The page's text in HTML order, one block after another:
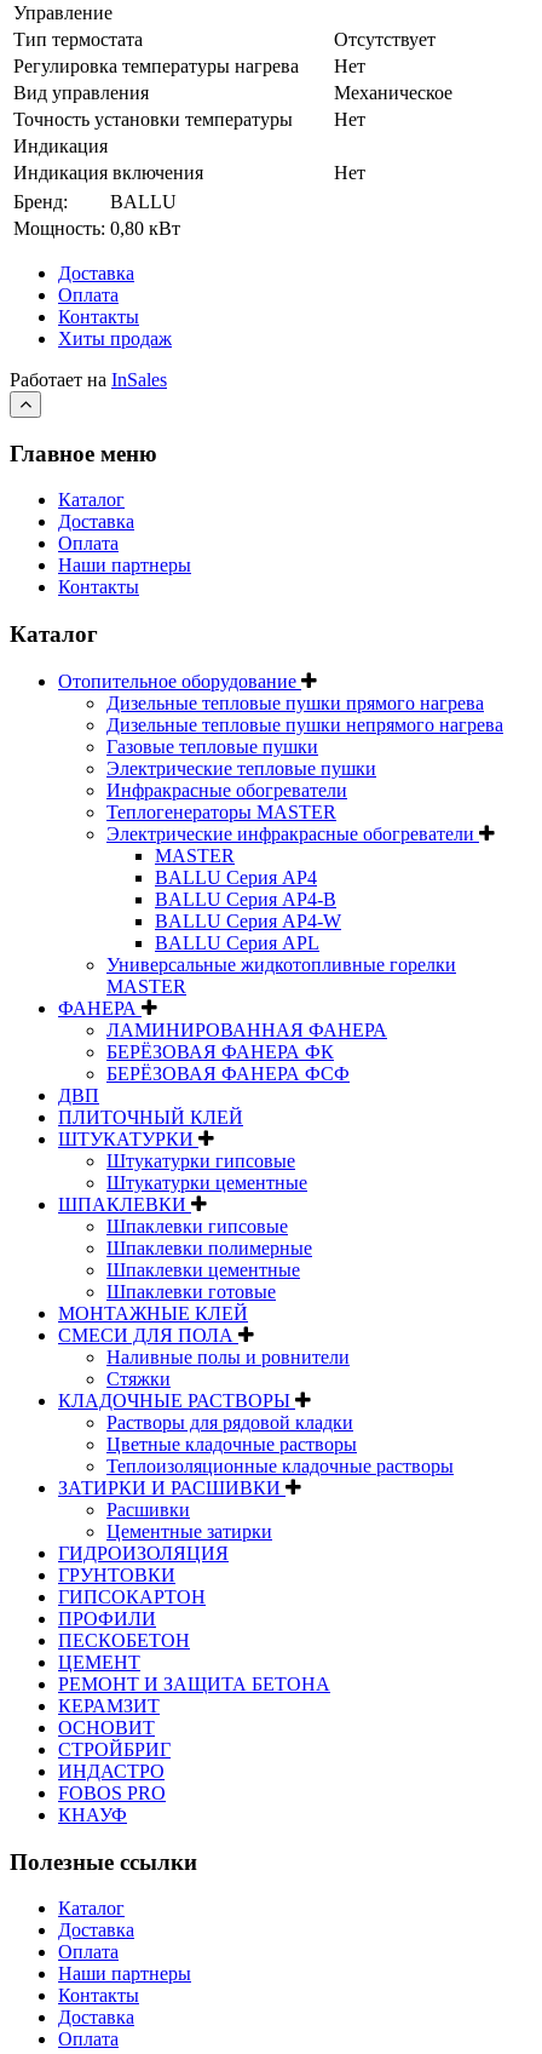
Управление
Тип термостата
Отсутствует
Регулировка температуры нагрева
Нет
Вид управления
Механическое
Точность установки температуры
Нет
Индикация
Индикация включения
Нет
Бренд:
BALLU
Мощность: 0,80 кВт
Доставка
Оплата
Контакты
Хиты продаж
Работает на InSales
Главное меню
Каталог
Доставка
Оплата
Наши партнеры
Контакты
Каталог
Отопительное оборудование
Дизельные тепловые пушки прямого нагрева
Дизельные тепловые пушки непрямого нагрева
Газовые тепловые пушки
Электрические тепловые пушки
Инфракрасные обогреватели
Теплогенераторы MASTER
Электрические инфракрасные обогреватели
MASTER
BALLU Серия AP4
BALLU Серия AP4-B
BALLU Серия AP4-W
BALLU Серия APL
Универсальные жидкотопливные горелки
MASTER
ФАНЕРА
ЛАМИНИРОВАННАЯ ФАНЕРА
БЕРЁЗОВАЯ ФАНЕРА ФК
БЕРЁЗОВАЯ ФАНЕРА ФСФ
ДВП
ПЛИТОЧНЫЙ КЛЕЙ
ШТУКАТУРКИ
Штукатурки гипсовые
Штукатурки цементные
ШПАКЛЕВКИ
Шпаклевки гипсовые
Шпаклевки полимерные
Шпаклевки цементные
Шпаклевки готовые
МОНТАЖНЫЕ КЛЕЙ
СМЕСИ ДЛЯ ПОЛА
Наливные полы и ровнители
Стяжки
КЛАДОЧНЫЕ РАСТВОРЫ
Растворы для рядовой кладки
Цветные кладочные растворы
Теплоизоляционные кладочные растворы
ЗАТИРКИ И РАСШИВКИ
Расшивки
Цементные затирки
ГИДРОИЗОЛЯЦИЯ
ГРУНТОВКИ
ГИПСОКАРТОН
ПРОФИЛИ
ПЕСКОБЕТОН
ЦЕМЕНТ
РЕМОНТ И ЗАЩИТА БЕТОНА
КЕРАМЗИТ
ОСНОВИТ
СТРОЙБРИГ
ИНДАСТРО
FOBOS PRO
КНАУФ
Полезные ссылки
Каталог
Доставка
Оплата
Наши партнеры
Контакты
Доставка
Оплата